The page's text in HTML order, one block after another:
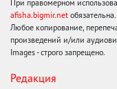
При правомерном
afisha.bigmir.net обязательна.
Любое копирование,
произведений и/или
Images - строго запрещено.
Редакция